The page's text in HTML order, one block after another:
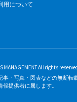
用について
MANAGEMENT All rights
事・写真・図表などの無断転
提供者に属します。